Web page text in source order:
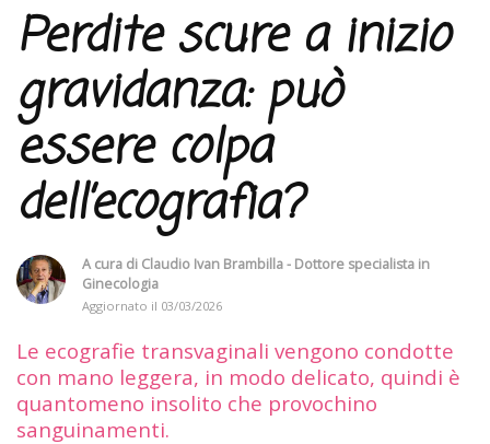
Perdite scure a inizio
gravidanza: può
essere colpa
dell’ecografia?
A cura di Claudio Ivan Brambilla - Dottore specialista in
Ginecologia
Aggiornato il 03/03/2026
Le ecografie transvaginali vengono condotte
con mano leggera, in modo delicato, quindi è
quantomeno insolito che provochino
sanguinamenti.